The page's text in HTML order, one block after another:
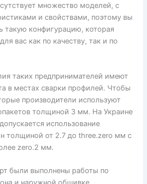
множество моделей, с
и свойствами, поэтому вы
такую конфигурацию, которая
вас как по качеству, так и по
таких предпринимателей имеют
в местах сварки профилей. Чтобы
производители используют
толщиной 3 мм. На Украине
использование
толщиной от 2.7 до three.zero мм с
zero.2 мм.
были выполнены работы по